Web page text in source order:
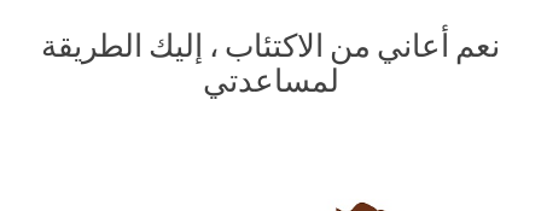
نعم أعاني من الاكتئاب ، إليك الطريقة
لمساعدتي